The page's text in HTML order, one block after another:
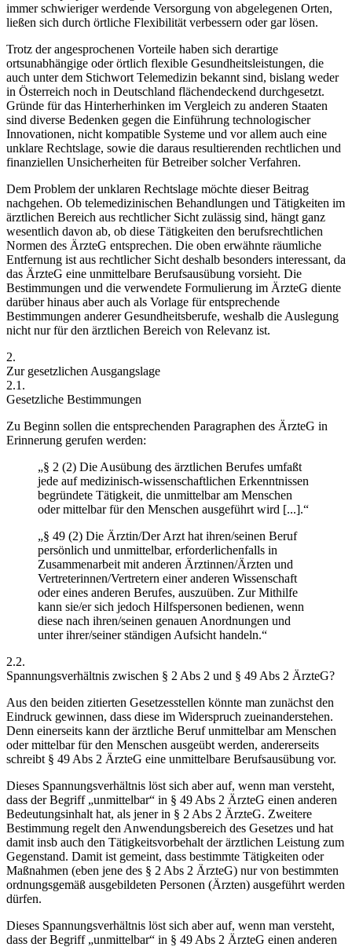
immer schwieriger werdende Versorgung von abgelegenen Orten,
ließen sich durch örtliche Flexibilität verbessern oder gar lösen.
Trotz der angesprochenen Vorteile haben sich derartige
ortsunabhängige oder örtlich flexible Gesundheitsleistungen, die
auch unter dem Stichwort Telemedizin bekannt sind, bislang weder
in Österreich noch in Deutschland flächendeckend durchgesetzt.
Gründe für das Hinterherhinken im Vergleich zu anderen Staaten
sind diverse Bedenken gegen die Einführung technologischer
Innovationen, nicht kompatible Systeme und vor allem auch eine
unklare Rechtslage, sowie die daraus resultierenden rechtlichen und
finanziellen Unsicherheiten für Betreiber solcher Verfahren.
Dem Problem der unklaren Rechtslage möchte dieser Beitrag
nachgehen. Ob telemedizinischen Behandlungen und Tätigkeiten im
ärztlichen Bereich aus rechtlicher Sicht zulässig sind, hängt ganz
wesentlich davon ab, ob diese Tätigkeiten den berufsrechtlichen
Normen des ÄrzteG entsprechen. Die oben erwähnte räumliche
Entfernung ist aus rechtlicher Sicht deshalb besonders interessant, da
das ÄrzteG eine unmittelbare Berufsausübung vorsieht. Die
Bestimmungen und die verwendete Formulierung im ÄrzteG diente
darüber hinaus aber auch als Vorlage für entsprechende
Bestimmungen anderer Gesundheitsberufe, weshalb die Auslegung
nicht nur für den ärztlichen Bereich von Relevanz ist.
2.
Zur gesetzlichen Ausgangslage
2.1.
Gesetzliche Bestimmungen
Zu Beginn sollen die entsprechenden Paragraphen des ÄrzteG in
Erinnerung gerufen werden:
„§ 2 (2) Die Ausübung des ärztlichen Berufes umfaßt
jede auf medizinisch-wissenschaftlichen Erkenntnissen
begründete Tätigkeit, die unmittelbar am Menschen
oder mittelbar für den Menschen ausgeführt wird [...].“
„§ 49 (2) Die Ärztin/Der Arzt hat ihren/seinen Beruf
persönlich und unmittelbar, erforderlichenfalls in
Zusammenarbeit mit anderen Ärztinnen/Ärzten und
Vertreterinnen/Vertretern einer anderen Wissenschaft
oder eines anderen Berufes, auszuüben. Zur Mithilfe
kann sie/er sich jedoch Hilfspersonen bedienen, wenn
diese nach ihren/seinen genauen Anordnungen und
unter ihrer/seiner ständigen Aufsicht handeln.“
2.2.
Spannungsverhältnis zwischen § 2 Abs 2 und § 49 Abs 2 ÄrzteG?
Aus den beiden zitierten Gesetzesstellen könnte man zunächst den
Eindruck gewinnen, dass diese im Widerspruch zueinanderstehen.
Denn einerseits kann der ärztliche Berufunmittelbar am Menschen
oder mittelbar für den Menschen ausgeübt werden, andererseits
schreibt § 49 Abs 2 ÄrzteG eine unmittelbare Berufsausübung vor.
Dieses Spannungsverhältnis löst sich aber auf, wenn man versteht,
dass der Begriff „unmittelbar“ in § 49 Abs 2 ÄrzteG einen anderen
Bedeutungsinhalt hat, als jener in § 2 Abs 2 ÄrzteG. Zweitere
Bestimmung regelt den Anwendungsbereich des Gesetzes und hat
damit insb auch den Tätigkeitsvorbehalt der ärztlichen Leistung zum
Gegenstand. Damit ist gemeint, dass bestimmte Tätigkeiten oder
Maßnahmen (eben jene des § 2 Abs 2 ÄrzteG) nur von bestimmten
ordnungsgemäß ausgebildeten Personen (Ärzten) ausgeführt werden
dürfen.
Dieses Spannungsverhältnis löst sich aber auf, wenn man versteht,
dass der Begriff „unmittelbar“ in § 49 Abs 2 ÄrzteG einen anderen